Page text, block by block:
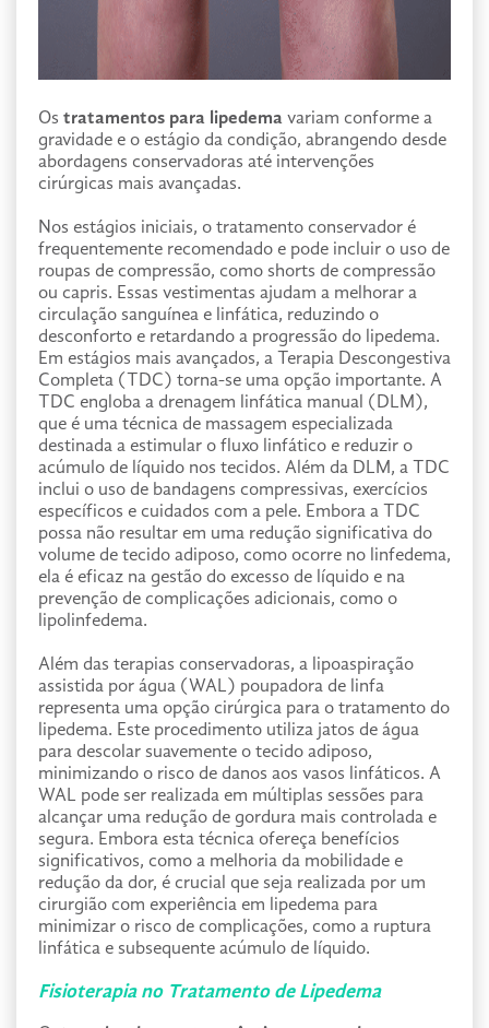
Os tratamentos para lipedema variam conforme a
gravidade e o estágio da condição, abrangendo desde
abordagens conservadoras até intervenções
cirúrgicas mais avançadas.
Nos estágios iniciais, o tratamento conservador é
frequentemente recomendado e pode incluir o uso de
roupas de compressão, como shorts de compressão
ou capris. Essas vestimentas ajudam a melhorar a
circulação sanguínea e linfática, reduzindo o
desconforto e retardando a progressão do lipedema.
Em estágios mais avançados, a Terapia Descongestiva
Completa (TDC) torna-se uma opção importante. A
TDC engloba a drenagem linfática manual (DLM),
que é uma técnica de massagem especializada
destinada a estimular o fluxo linfático e reduzir o
acúmulo de líquido nos tecidos. Além da DLM, a TDC
inclui o uso de bandagens compressivas, exercícios
específicos e cuidados com a pele. Embora a TDC
possa não resultar em uma redução significativa do
volume de tecido adiposo, como ocorre no linfedema,
ela é eficaz na gestão do excesso de líquido e na
prevenção de complicações adicionais, como o
lipolinfedema.
Além das terapias conservadoras, a lipoaspiração
assistida por água (WAL) poupadora de linfa
representa uma opção cirúrgica para o tratamento do
lipedema. Este procedimento utiliza jatos de água
para descolar suavemente o tecido adiposo,
minimizando o risco de danos aos vasos linfáticos. A
WAL pode ser realizada em múltiplas sessões para
alcançar uma redução de gordura mais controlada e
segura. Embora esta técnica ofereça benefícios
significativos, como a melhoria da mobilidade e
redução da dor, é crucial que seja realizada por um
cirurgião com experiência em lipedema para
minimizar o risco de complicações, como a ruptura
linfática e subsequente acúmulo de líquido.
Fisioterapia no Tratamento de Lipedema